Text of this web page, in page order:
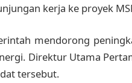
kerja ke proyek
mendorong
Direktur Utama
tersebut.